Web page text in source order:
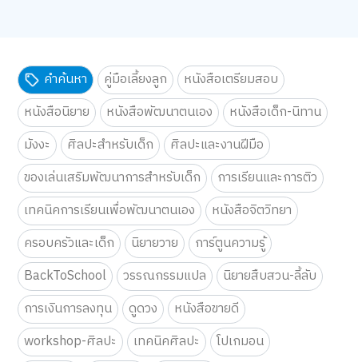
คำค้นหา คู่มือเลี้ยงลูก
หนังสือเตรียมสอบ
หนังสือนิยาย
หนังสือพัฒนาตนเอง
หนังสือเด็ก-นิทาน
มังงะ
ศิลปะสำหรับเด็ก
ศิลปะและงานฝีมือ
ของเล่นเสริมพัฒนาการสำหรับเด็ก
การเรียนและการติว
เทคนิคการเรียนเพื่อพัฒนาตนเอง
หนังสือจิตวิทยา
ครอบครัวและเด็ก
นิยายวาย
การ์ตูนความรู้
BackToSchool
วรรณกรรมแปล
นิยายสืบสวน-ลี้ลับ
การเงินการลงทุน
ดูดวง
หนังสือขายดี
workshop-ศิลปะ
เทคนิคศิลปะ
โปเกมอน